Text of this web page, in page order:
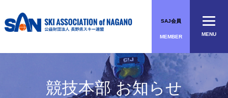
to
content
SAJ会員
MEMBER
競技本部 お知らせ
MENU